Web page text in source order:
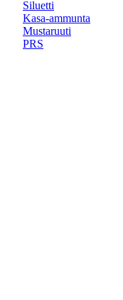
Siluetti
Kasa-ammunta
Mustaruuti
PRS